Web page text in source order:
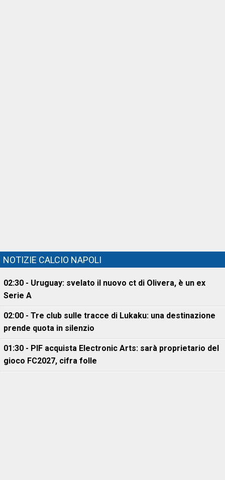
NOTIZIE CALCIO NAPOLI
02:30 - Uruguay: svelato il nuovo ct di Olivera, è un ex
Serie A
02:00 - Tre club sulle tracce di Lukaku: una destinazione
prende quota in silenzio
01:30 - PIF acquista Electronic Arts: sarà proprietario del
gioco FC2027, cifra folle